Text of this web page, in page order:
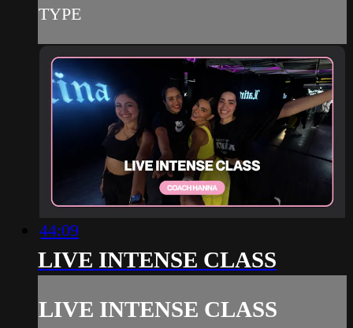
TYPE
44:09
LIVE INTENSE CLASS
LIVE INTENSE CLASS